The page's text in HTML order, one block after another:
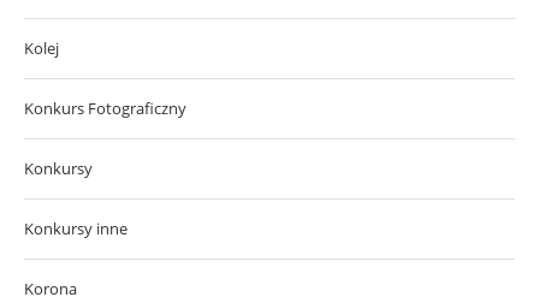
Kolej
Konkurs Fotograficzny
Konkursy
Konkursy inne
Korona